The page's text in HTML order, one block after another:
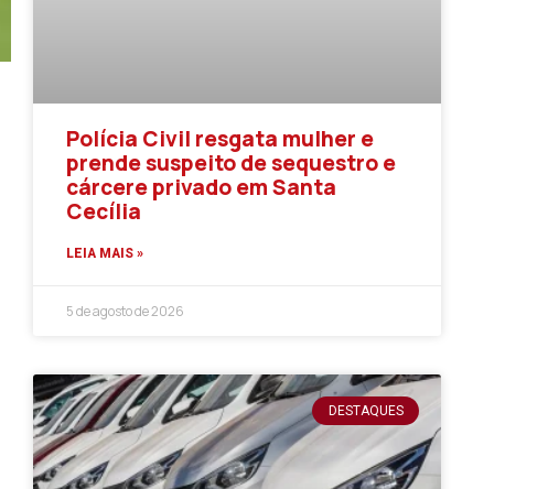
Polícia Civil resgata mulher e
prende suspeito de sequestro e
cárcere privado em Santa
Cecília
LEIA MAIS »
5 de agosto de 2026
DESTAQUES